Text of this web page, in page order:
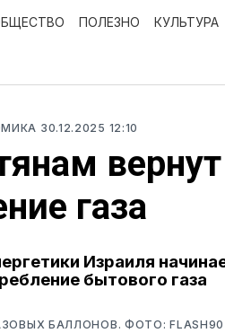
ПОЛЕЗНО КУЛЬТУРА
30.12.2025 12:10
газа
Израиля
бытового газа
БАЛЛОНОВ. ФОТО: FLASH90